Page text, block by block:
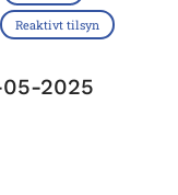
Reaktivt tilsyn
2025